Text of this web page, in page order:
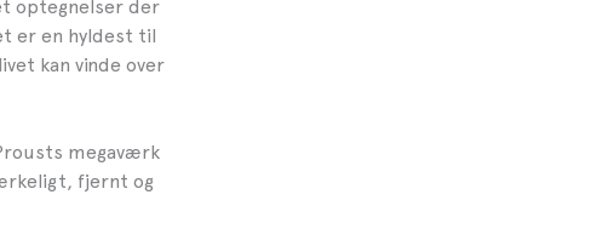
optegnelser der
er en hyldest til
kan vinde over
megaværk
fjernt og